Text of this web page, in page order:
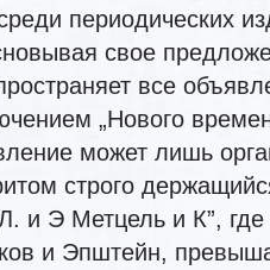
периодических
свое
все
„Нового
может лишь
строго
и Э Метцель и К”,
и Эпштейн,